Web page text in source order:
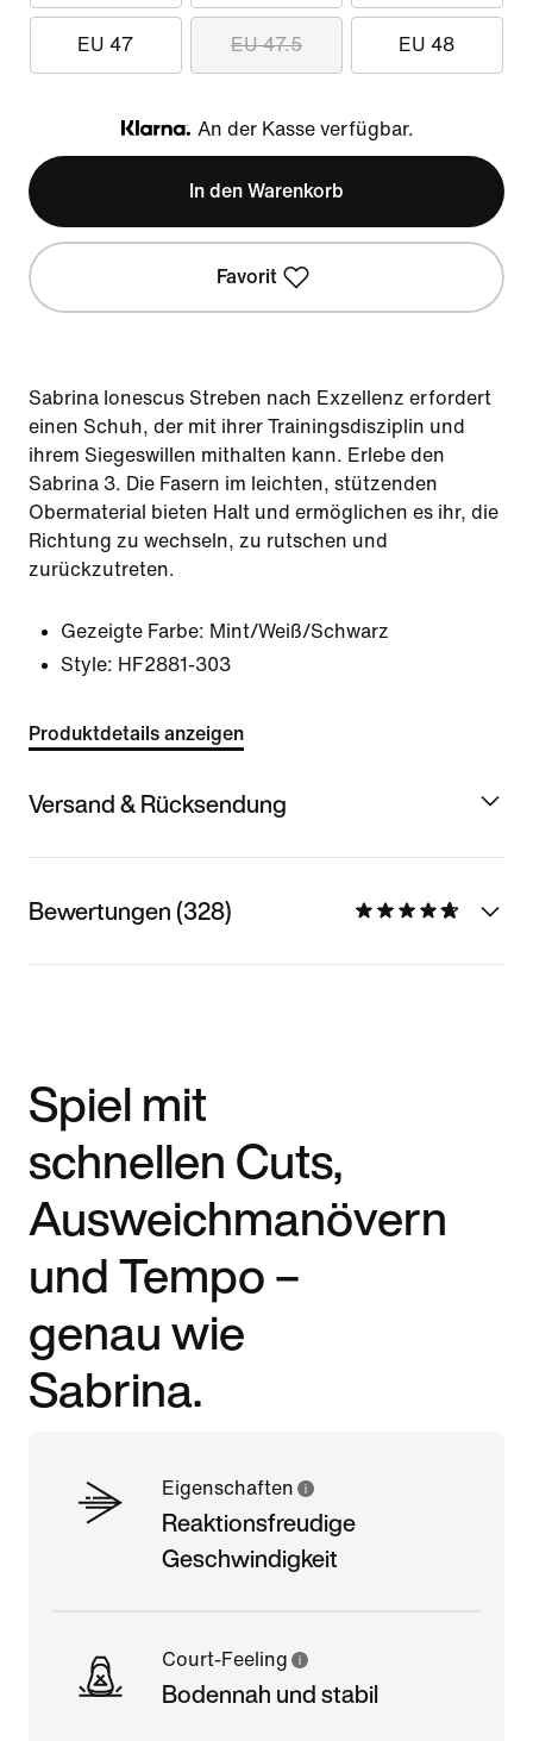
EU 47 EU 47.5 EU 48
Klarna
An der Kasse verfügbar.
In den Warenkorb
Favorit
Sabrina Ionescus Streben nach Exzellenz erfordert
einen Schuh, der mit ihrer Trainingsdisziplin und
ihrem Siegeswillen mithalten kann. Erlebe den
Sabrina 3. Die Fasern im leichten, stützenden
Obermaterial bieten Halt und ermöglichen es ihr, die
Richtung zu wechseln, zu rutschen und
zurückzutreten.
Gezeigte Farbe: Mint/Weiß/Schwarz
Style: HF2881-303
Produktdetails anzeigen
Versand & Rücksendung
Bewertungen (328)
Spiel mit
schnellen Cuts,
Ausweichmanövern
und Tempo –
genau wie
Sabrina.
Eigenschaften
Reaktionsfreudige
Geschwindigkeit
Court-Feeling
Bodennah und stabil